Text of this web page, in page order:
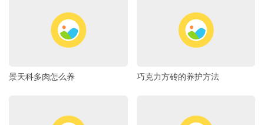
景天科多肉怎么养 巧克力方砖的养护方法